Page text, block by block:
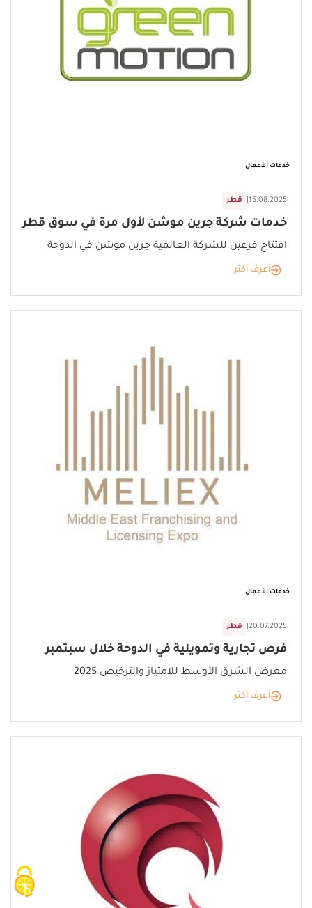
خدمات الأعمال
قطر 15.08.2025
خدمات شركة جرين موشن لأول مرة في سوق قطر
افتتاح فرعين للشركة العالمية جرين موشن في الدوحة
أعرف أكثر
خدمات الأعمال
قطر 20.07.2025
فرص تجارية وتمويلية في الدوحة خلال سبتمبر
معرض الشرق الأوسط للامتياز والترخيص 2025
أعرف أكثر